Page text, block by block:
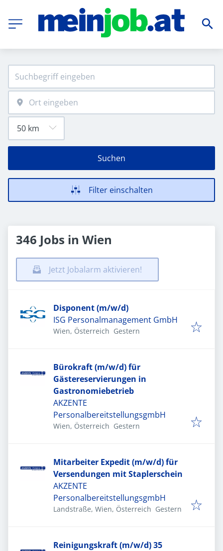
Suchen
Filter einschalten
346 Jobs in Wien
Jetzt Jobalarm aktivieren!
Disponent (m/w/d)
ISG Personalmanagement GmbH
Wien, Österreich Veröffentlicht
Gestern
Bürokraft (m/w/d) für
Gästereservierungen in
Gastronomiebetrieb
AKZENTE
PersonalbereitstellungsgmbH
Wien, Österreich Veröffentlicht
Gestern
Mitarbeiter Expedit (m/w/d) für
Versendungen mit Staplerschein
AKZENTE
PersonalbereitstellungsgmbH
Landstraße, Wien, Österreich Veröffentlicht:
Gestern
Reinigungskraft (m/w/d) 35